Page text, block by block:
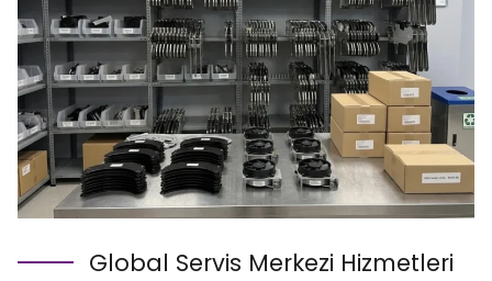
Global Servis Merkezi Hizmetleri